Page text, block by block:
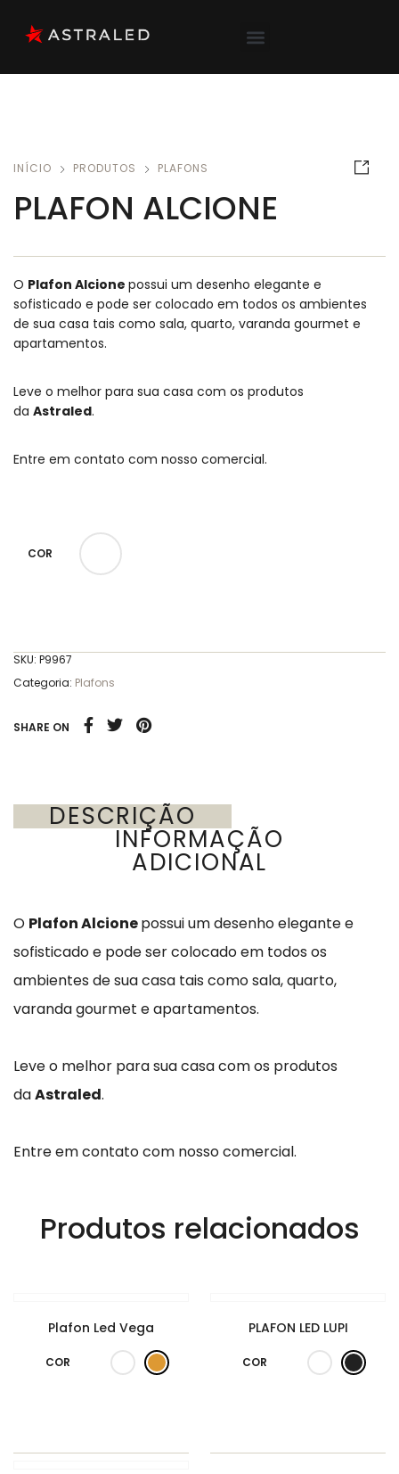
INÍCIO PRODUTOS PLAFONS
PLAFON ALCIONE
O Plafon Alcione possui um desenho elegante e
sofisticado e pode ser colocado em todos os ambientes
de sua casa tais como sala, quarto, varanda gourmet e
apartamentos.
Leve o melhor para sua casa com os produtos
da Astraled.
Entre em contato com nosso comercial.
COR
SKU: P9967
Categoria: Plafons
SHARE ON
DESCRIÇÃO
INFORMAÇÃO
ADICIONAL
O Plafon Alcionepossui um desenho elegante e
sofisticado e pode ser colocado em todos os
ambientes de sua casa tais como sala, quarto,
varanda gourmet e apartamentos.
Leve o melhor para sua casa com os produtos
daAstraled.
Entre em contato com nosso comercial.
Produtos relacionados
Plafon Led Vega
COR
PLAFON LED LUPI
COR